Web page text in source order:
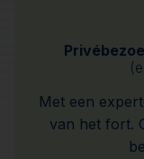
Met een
van het fort.